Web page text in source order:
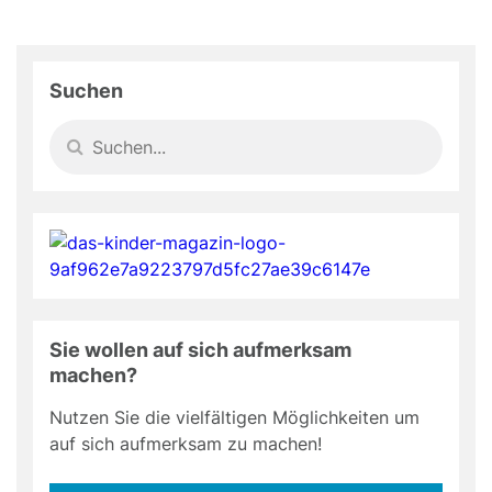
Suchen
Sie wollen auf sich aufmerksam
machen?
Nutzen Sie die vielfältigen Möglichkeiten um
auf sich aufmerksam zu machen!